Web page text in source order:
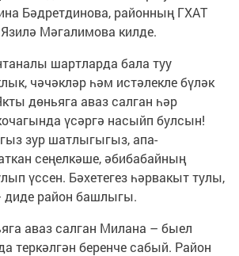
Бәдретдинова, районның ГХАТ
Мәгалимова килде.
шартларда бала туу
чәчәкләр һәм истәлекле бүләк
дөньяга аваз салган һәр
үсәргә насыйп булсын!
зур шатлыгыгыз, апа-
сеңелкәше, әбибабайның
үссен. Бәхетегез һәрвакыт тулы,
диде район башлыгы.
аваз салган Милана – быел
теркәлгән беренче сабый. Район